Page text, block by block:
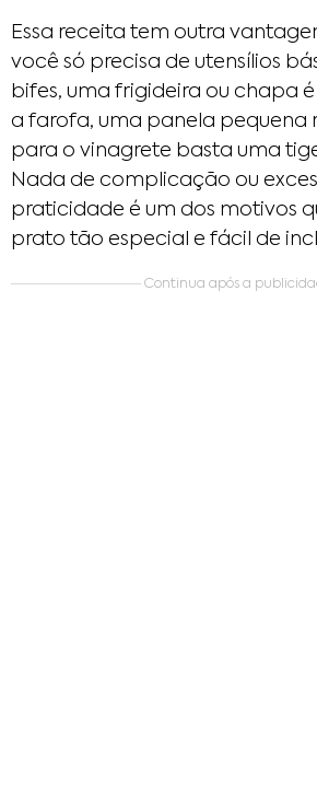
Essa receita tem outra
você só precisa de utensílios
bifes, uma frigideira ou chapa
a farofa, uma panela pequena
para o vinagrete basta uma
Nada de complicação ou
praticidade é um dos motivos
prato tão especial e fácil de
Continua após a